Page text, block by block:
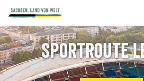
Sportroute